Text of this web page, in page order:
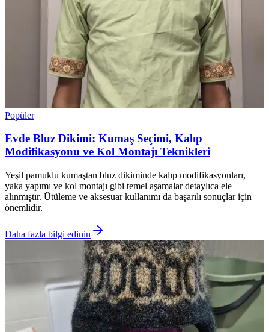
Popüler
Evde Bluz Dikimi: Kumaş Seçimi, Kalıp
Modifikasyonu ve Kol Montajı Teknikleri
Yeşil pamuklu kumaştan bluz dikiminde kalıp modifikasyonları,
yaka yapımı ve kol montajı gibi temel aşamalar detaylıca ele
alınmıştır. Ütüleme ve aksesuar kullanımı da başarılı sonuçlar için
önemlidir.
Daha fazla bilgi edinin